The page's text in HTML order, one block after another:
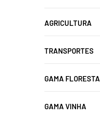
AGRICULTURA
TRANSPORTES
GAMA FLORESTA
GAMA VINHA